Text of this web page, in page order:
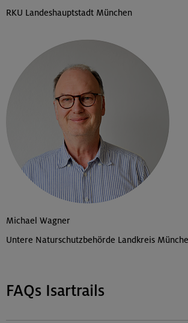
RKU Landeshauptstadt München
Michael Wagner
Untere Naturschutzbehörde Landkreis
FAQs Isartrails